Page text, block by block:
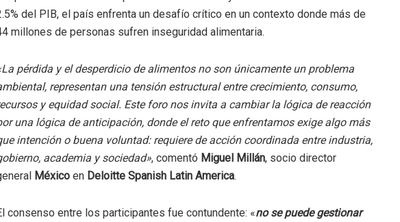
del PIB, el país enfrenta un desafío crítico en un contexto donde más de
millones de personas sufren inseguridad alimentaria.
pérdida y el desperdicio de alimentos no son únicamente un problema
representan una tensión estructural entre crecimiento, consumo,
y equidad social. Este foro nos invita a cambiar la lógica de reacción
una lógica de anticipación, donde el reto que enfrentamos exige algo más
intención o buena voluntad: requiere de acción coordinada entre industria,
academia y sociedad», comentó Miguel Millán, socio director
México en Deloitte Spanish Latin America.
consenso entre los participantes fue contundente: «no se puede gestionar